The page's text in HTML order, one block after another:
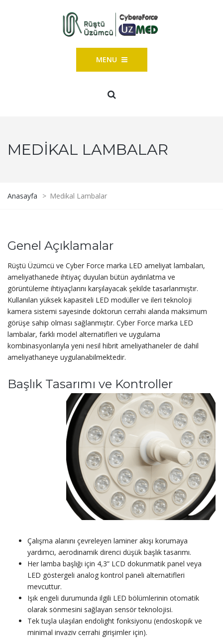
MENU
MEDIKAL LAMBALAR
Anasayfa > Medikal Lambalar
Genel Açıklamalar
Rüştü Üzümcü ve Cyber Force marka LED ameliyat lambaları,
ameliyathanede ihtiyaç duyulan bütün aydınlatma ve
görüntüleme ihtiyaçlarını karşılayacak şekilde tasarlanmıştır.
Kullanılan yüksek kapasiteli LED modüller ve ileri teknoloji
kamera sistemi sayesinde doktorun cerrahi alanda maksimum
görüşe sahip olması sağlanmıştır. Cyber Force marka LED
lambalar, farklı model alternatifleri ve uygulama
kombinasyonlarıyla yeni nesil hibrit ameliyathaneler de dahil
ameliyathaneye uygulanabilmektedir.
Başlık Tasarımı ve Kontroller
Çalışma alanını çevreleyen laminer akışı korumaya
yardımcı, aerodinamik direnci düşük başlık tasarımı.
Her lamba başlığı için 4,3” LCD dokunmatik panel veya
LED göstergeli analog kontrol paneli alternatifleri
mevcuttur.
Işık engeli durumunda ilgili LED bölümlerinin otomatik
olarak sönmesini sağlayan sensör teknolojisi.
Tek tuşla ulaşılan endolight fonksiyonu (endoskopik ve
minimal invaziv cerrahi girişimler için).